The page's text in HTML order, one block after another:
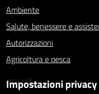
Ambiente
Salute, benessere e
Autorizzazioni
Agricoltura e pesca
NOVITÀ
Impostazioni privacy